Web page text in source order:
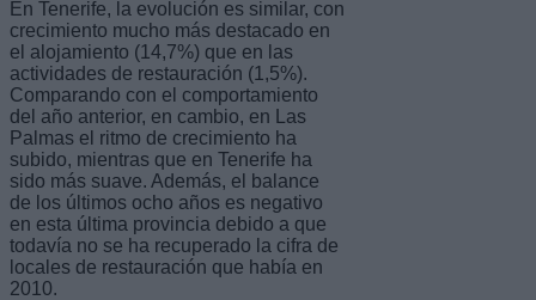
En Tenerife, la evolución es similar, con
crecimiento mucho más destacado en
el alojamiento (14,7%) que en las
actividades de restauración (1,5%).
Comparando con el comportamiento
del año anterior, en cambio, en Las
Palmas el ritmo de crecimiento ha
subido, mientras que en Tenerife ha
sido más suave. Además, el balance
de los últimos ocho años es negativo
en esta última provincia debido a que
todavía no se ha recuperado la cifra de
locales de restauración que había en
2010.